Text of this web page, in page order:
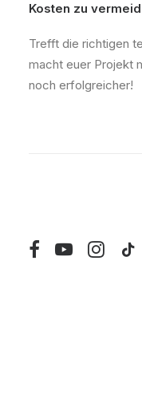
Kosten zu
Trefft die richtigen
macht euer Projekt
noch erfolgreicher!